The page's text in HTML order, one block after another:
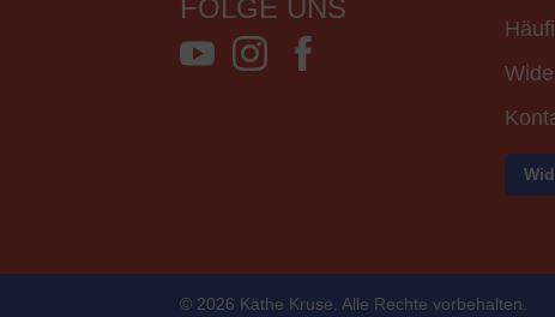
FOLGE UNS
© 2026 Käthe Kruse. Alle Rechte vorbehalten.